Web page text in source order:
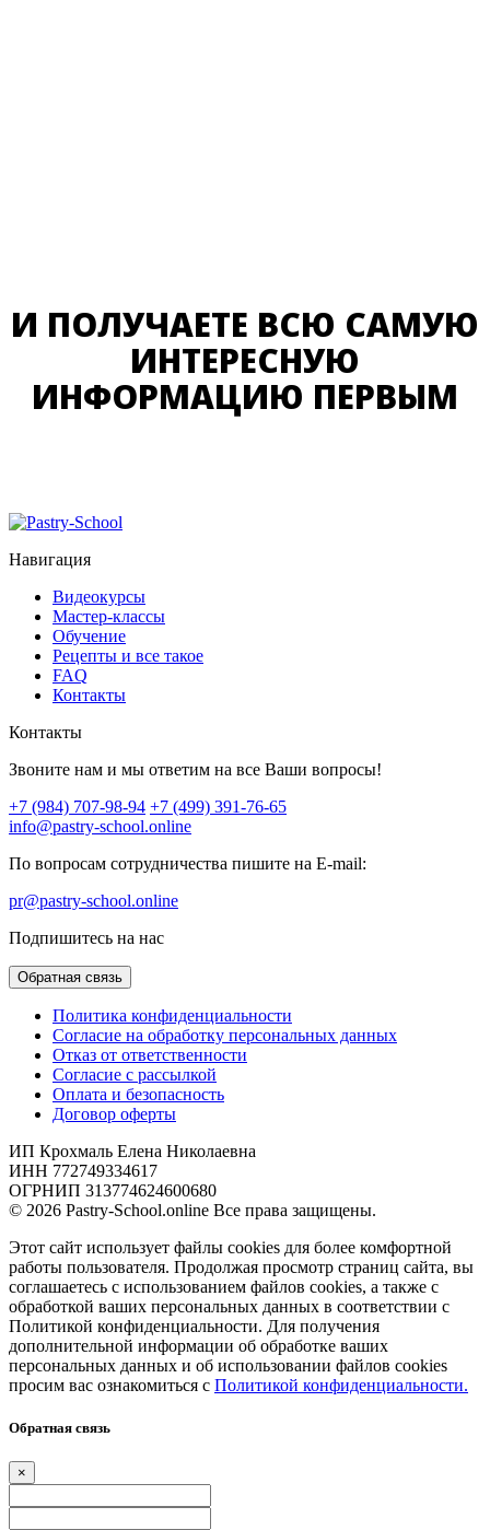
И ПОЛУЧАЕТЕ ВСЮ САМУЮ
ИНТЕРЕСНУЮ
ИНФОРМАЦИЮ ПЕРВЫМ
Навигация
Видеокурсы
Мастер-классы
Обучение
Рецепты и все такое
FAQ
Контакты
Контакты
Звоните нам и мы ответим на все Ваши вопросы!
+7 (984) 707-98-94 +7 (499) 391-76-65
info@pastry-school.online
По вопросам сотрудничества пишите на E-mail:
pr@pastry-school.online
Подпишитесь на нас
Обратная связь
Политика конфиденциальности
Согласие на обработку персональных данных
Отказ от ответственности
Согласие с рассылкой
Оплата и безопасность
Договор оферты
ИП Крохмаль Елена Николаевна
ИНН 772749334617
ОГРНИП 313774624600680
© 2026 Pastry-School.online Все права защищены.
Этот сайт использует файлы cookies для более комфортной
работы пользователя. Продолжая просмотр страниц сайта, вы
соглашаетесь с использованием файлов cookies, а также с
обработкой ваших персональных данных в соответствии с
Политикой конфиденциальности. Для получения
дополнительной информации об обработке ваших
персональных данных и об использовании файлов cookies
просим вас ознакомиться с Политикой конфиденциальности.
Обратная связь
×